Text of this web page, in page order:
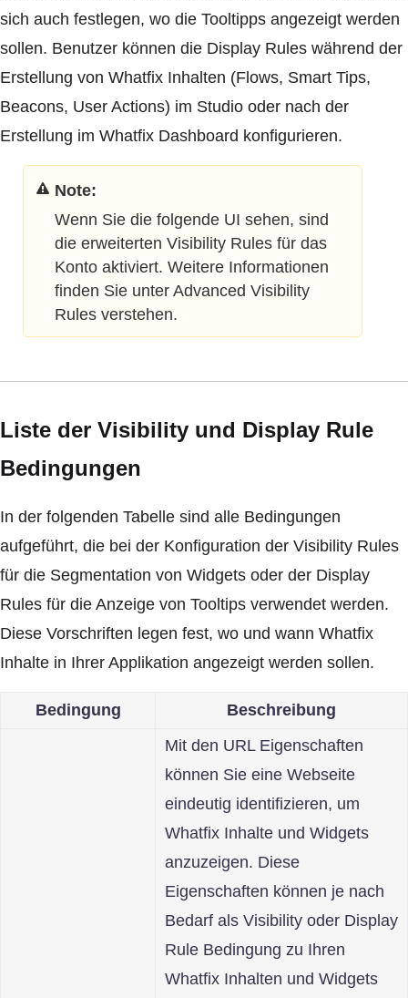
sich auch festlegen, wo die Tooltipps angezeigt werden
sollen. Benutzer können die Display Rules während der
Erstellung von Whatfix Inhalten (Flows, Smart Tips,
Beacons, User Actions) im Studio oder nach der
Erstellung im Whatfix Dashboard konfigurieren.
Hinweis:
Wenn Sie die folgende UI sehen, sind
die erweiterten Visibility Rules für das
Konto aktiviert. Weitere Informationen
finden Sie unter Advanced Visibility
Rules verstehen.
Liste der Visibility und Display Rule
Bedingungen
In der folgenden Tabelle sind alle Bedingungen
aufgeführt, die bei der Konfiguration der Visibility Rules
für die Segmentation von Widgets oder der Display
Rules für die Anzeige von Tooltips verwendet werden.
Diese Vorschriften legen fest, wo und wann Whatfix
Inhalte in Ihrer Applikation angezeigt werden sollen.
Bedingung Beschreibung
Mit den URL Eigenschaften
können Sie eine Webseite
eindeutig identifizieren, um
Whatfix Inhalte und Widgets
anzuzeigen. Diese
Eigenschaften können je nach
Bedarf als Visibility oder Display
Rule Bedingung zu Ihren
Whatfix Inhalten und Widgets